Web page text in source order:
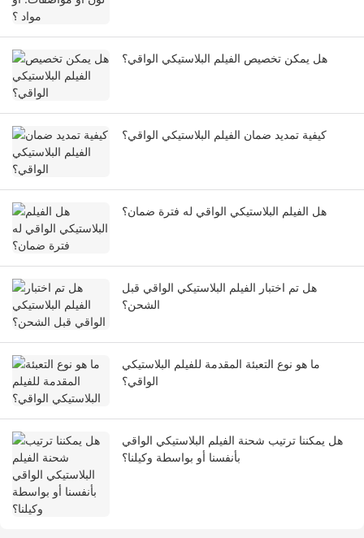
هل يمكن تخصيص الفيلم البلاستيكي الواقي؟
كيفية تمديد ضمان الفيلم البلاستيكي الواقي؟
هل الفيلم البلاستيكي الواقي له فترة ضمان؟
هل تم اختبار الفيلم البلاستيكي الواقي قبل
الشحن؟
ما هو نوع التعبئة المقدمة للفيلم البلاستيكي
الواقي؟
هل يمكننا ترتيب شحنة الفيلم البلاستيكي الواقي
بأنفسنا أو بواسطة وكيلنا؟